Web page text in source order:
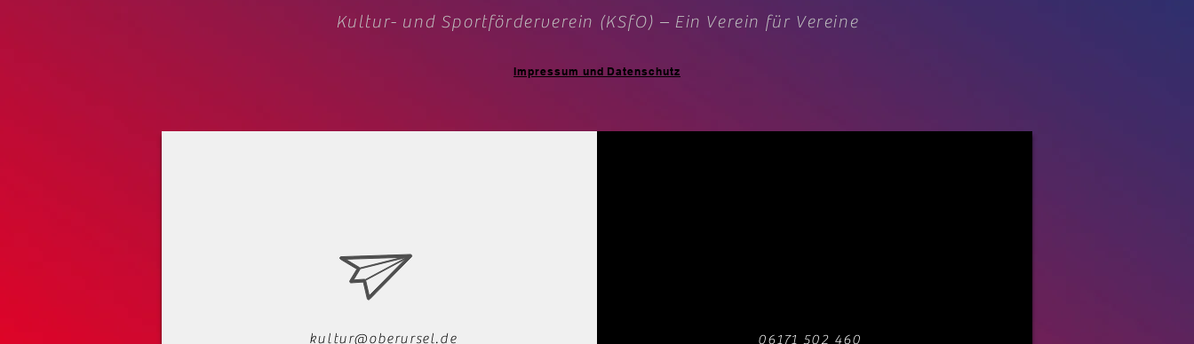
Kultur- und Sportförderverein (KSfO) – Ein Verein für Vereine
Impressum und Datenschutz
kultur@oberursel.de 06171 502 460